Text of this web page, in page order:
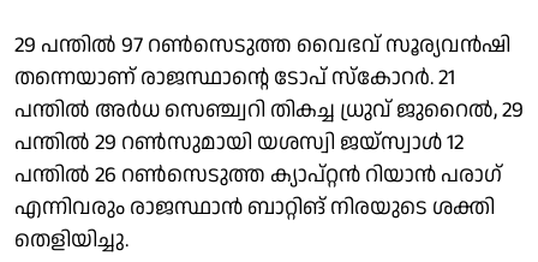
29 പന്തിൽ 97 റൺസെടുത്ത വൈഭവ് സൂര്യവൻഷി
തന്നെയാണ് രാജസ്ഥാൻ്റെ ടോപ് സ്കോറർ. 21
പന്തിൽ അർധ സെഞ്ച്വറി തികച്ച ധ്രുവ് ജുറൈൽ, 29
പന്തില്‍ 29 റൺസുമായി യശസ്വി ജയ്സ്വാൾ 12
പന്തില്‍ 26 റണ്‍സെടുത്ത ക്യാപ്റ്റൻ റിയാന്‍ പരാഗ്
എന്നിവരും രാജസ്ഥാൻ ബാറ്റിങ് നിരയുടെ ശക്തി
തെളിയിച്ചു.